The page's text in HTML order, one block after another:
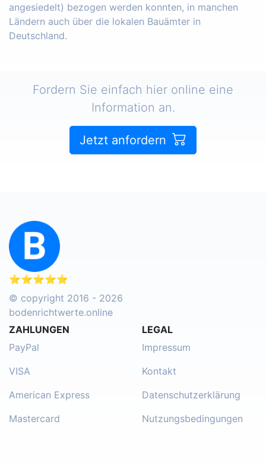
angesiedelt) bezogen werden konnten, in manchen
Ländern auch über die lokalen Bauämter in
Deutschland.
Fordern Sie einfach hier online eine
Information an.
Jetzt anfordern
⭐⭐⭐⭐⭐
© copyright 2016 - 2026
bodenrichtwerte.online
ZAHLUNGEN
PayPal
VISA
American Express
Mastercard
LEGAL
Impressum
Kontakt
Datenschutzerklärung
Nutzungsbedingungen